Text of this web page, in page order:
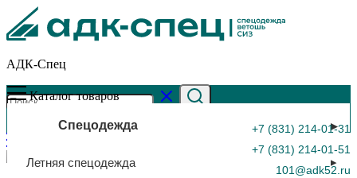
АДК-Спец
+7 (831) 214-01-31
+7 (831) 214-01-51
101@adk52.ru
Каталог товаров
Спецодежда
Летняя спецодежда